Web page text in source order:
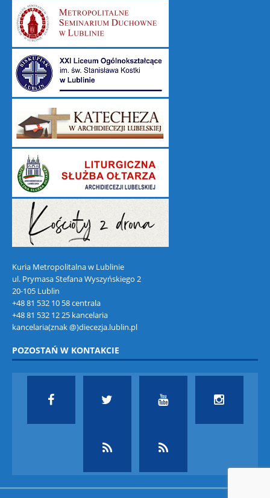
Kuria Metropolitalna w Lublinie
ul. Prymasa Stefana Wyszyńskiego 2
20-105 Lublin
+48 81 532 10 58 centrala
+48 81 532 12 25 kancelaria
kancelaria(znak @)diecezja.lublin.pl
POZOSTAŃ W KONTAKCIE